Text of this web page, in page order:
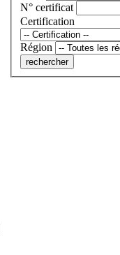
N° certificat
Certification
Région